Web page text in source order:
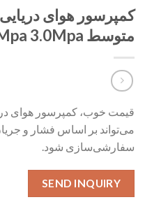
کمپرسور هوای
متوسط 1.0Mpa 3.0Mpa بر روی کشتی
قیمت خوب، کمپرسور هوای
می‌تواند بر اساس فشار و
سفارشی‌سازی شود.
SEND INQUIRY